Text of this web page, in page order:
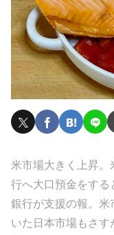
米市場大きく上昇。
行へ大口預金をする
銀行が支援の報。米
いた日本市場もさ